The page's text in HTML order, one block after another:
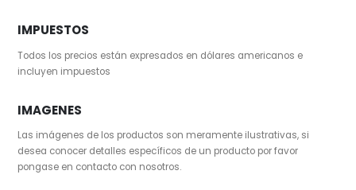
IMPUESTOS
Todos los precios están expresados en dólares americanos e
incluyen impuestos
IMAGENES
Las imágenes de los productos son meramente ilustrativas, si
desea conocer detalles específicos de un producto por favor
pongase en contacto con nosotros.